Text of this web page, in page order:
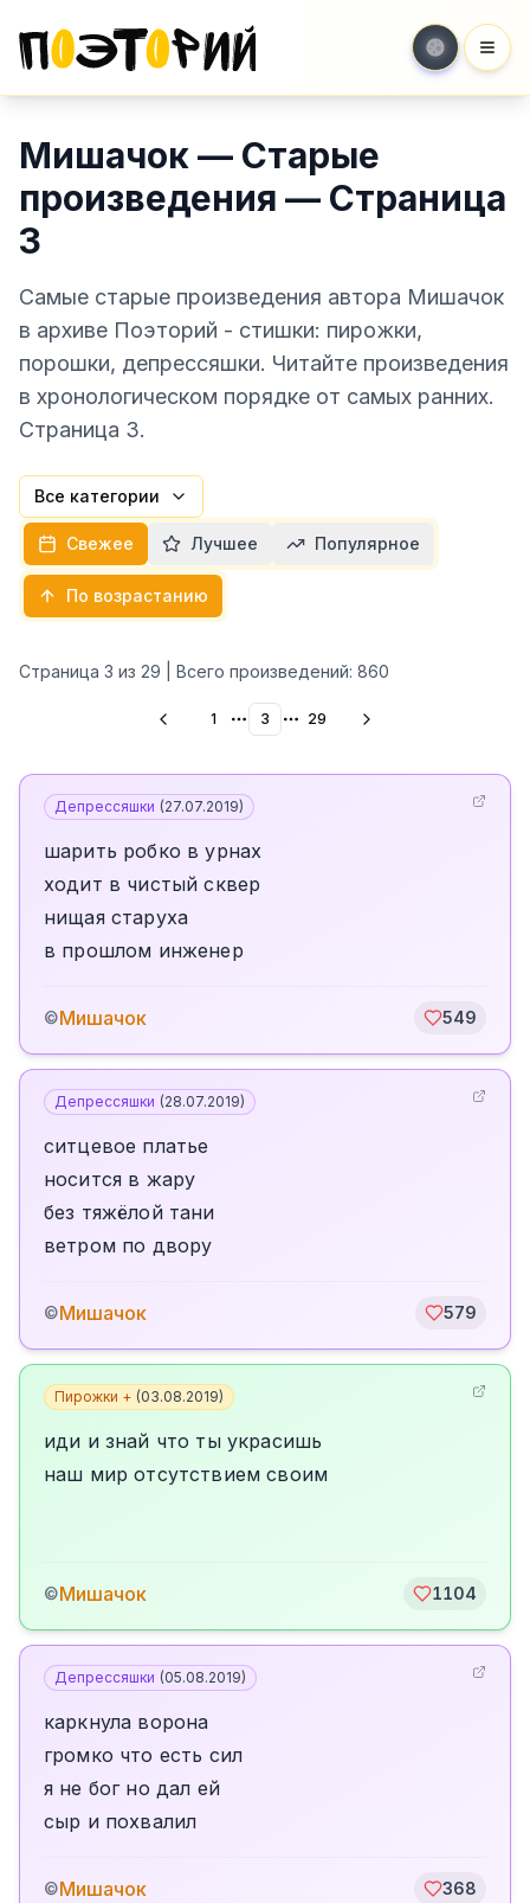
Мишачок — Старые
произведения — Страница
3
Самые старые произведения автора Мишачок
в архиве Поэторий - стишки: пирожки,
порошки, депрессяшки. Читайте произведения
в хронологическом порядке от самых ранних.
Страница 3.
Все категории
Свежее Лучшее Популярное
По возрастанию
Страница 3 из 29 | Всего произведений: 860
1 More pages
3 More pages
29
Депрессяшки (27.07.2019)
шарить робко в урнах
ходит в чистый сквер
нищая старуха
в прошлом инженер
©Мишачок 549
Депрессяшки (28.07.2019)
ситцевое платье
носится в жару
без тяжёлой тани
ветром по двору
©Мишачок 579
Пирожки + (03.08.2019)
иди и знай что ты украсишь
наш мир отсутствием своим
©Мишачок 1104
Депрессяшки (05.08.2019)
каркнула ворона
громко что есть сил
я не бог но дал ей
сыр и похвалил
©Мишачок 368